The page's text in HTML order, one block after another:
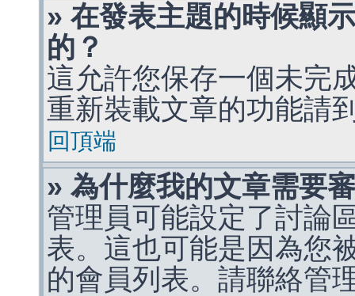
» 在發表主題的時候顯
的？
這允許您保存一個未完
重新裝載文章的功能請
回頂端
» 為什麼我的文章需要
管理員可能設定了討論
表。這也可能是因為您
的會員列表。請聯絡管